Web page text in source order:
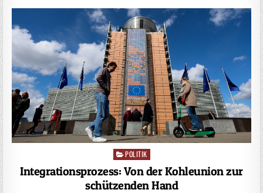
Posted
POLITIK
Integrationsprozess: Von der Kohleunion zur
schützenden Hand